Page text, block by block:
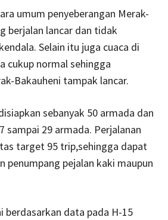
umum penyeberangan Merak-
berjalan lancar dan tidak
Selain itu juga cuaca di
cukup normal sehingga
Bakauheni tampak lancar.
sebanyak 50 armada dan
sampai 29 armada. Perjalanan
target 95 trip,sehingga dapat
penumpang pejalan kaki maupun
berdasarkan data pada H-15